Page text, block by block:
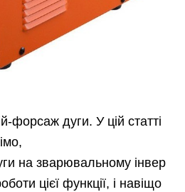
форсаж дуги. У цій статті
на зварювальному інвер
цієї функції, і навіщо